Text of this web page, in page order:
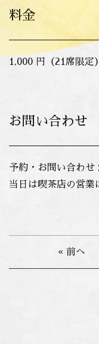
料金
1,000 円（21席限定）
お問い合わせ
予約・お問い合わ
当日は喫茶店の営業
« 前へ